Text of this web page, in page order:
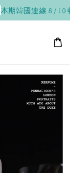
期韓國連線 8 / 10